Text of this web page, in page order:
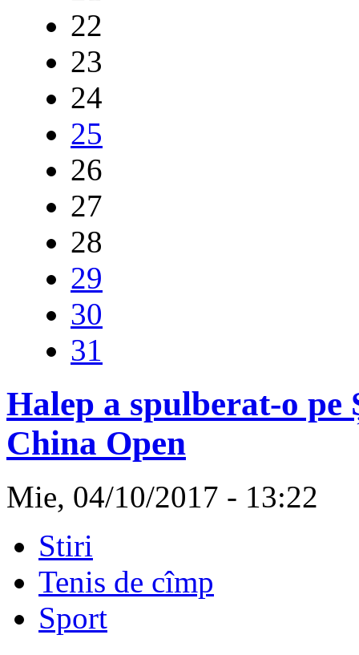
22
23
24
25
26
27
28
29
30
31
Halep a spulberat-o
China Open
Mie, 04/10/2017 - 13:22
Stiri
Tenis de cîmp
Sport